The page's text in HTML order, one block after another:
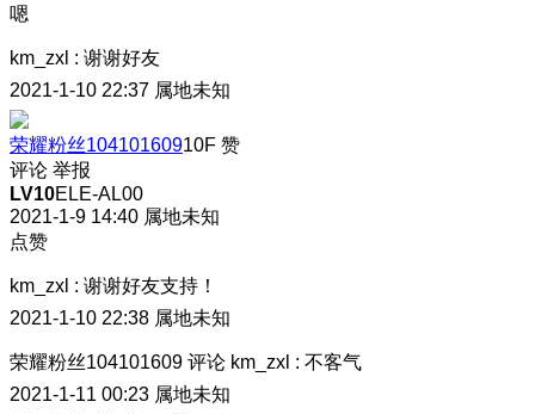
嗯
km_zxl : 谢谢好友
2021-1-10 22:37 属地未知
荣耀粉丝10410160910F 赞
评论 举报
LV10ELE-AL00
2021-1-9 14:40 属地未知
点赞
km_zxl : 谢谢好友支持！
2021-1-10 22:38 属地未知
荣耀粉丝104101609 评论 km_zxl : 不客气
2021-1-11 00:23 属地未知